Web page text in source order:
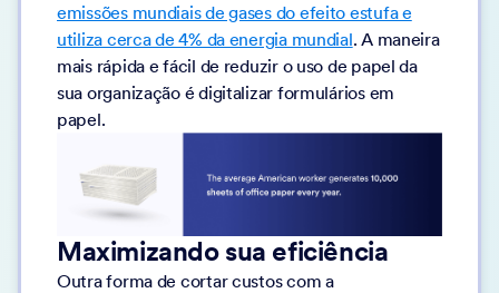
emissões mundiais de gases do efeito estufa e
utiliza cerca de 4% da energia mundial. A maneira
mais rápida e fácil de reduzir o uso de papel da
sua organização é digitalizar formulários em
papel.
Maximizando sua eficiência
Outra forma de cortar custos com a